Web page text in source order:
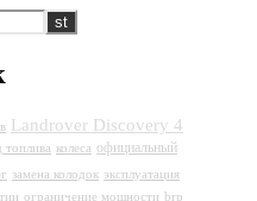
Landrover Discovery 4
топлива колеса официальный
замена колодок эксплуатация
ограничение мощности brp